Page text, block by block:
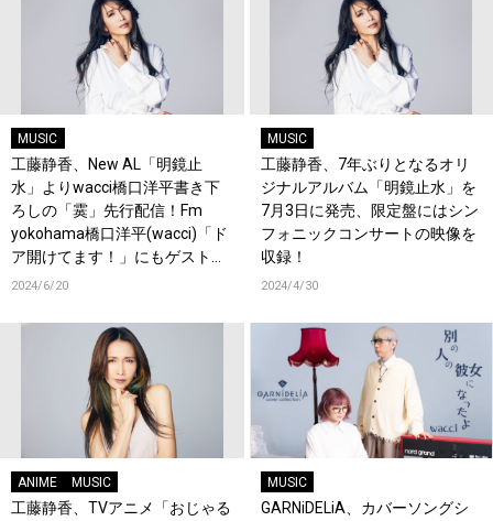
MUSIC
工藤静香、New AL「明鏡止
水」よりwacci橋口洋平書き下
ろしの「霙」先行配信！Fm
yokohama橋口洋平(wacci)「ド
ア開けてます！」にもゲスト出
演！
2024/6/20
MUSIC
工藤静香、7年ぶりとなるオリ
ジナルアルバム「明鏡止水」を
7月3日に発売、限定盤にはシン
フォニックコンサートの映像を
収録！
2024/4/30
ANIME MUSIC
工藤静香、TVアニメ「おじゃる
MUSIC
GARNiDELiA、カバーソングシ